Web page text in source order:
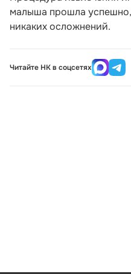
малыша прошла
никаких осложнений.
Читайте НК в соцсетях